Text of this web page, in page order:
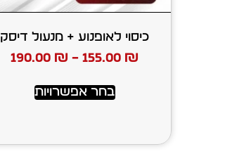
כיסוי לאופנוע + מנעול דיסק
155.00 ₪
–
190.00 ₪
בחר אפשרויות